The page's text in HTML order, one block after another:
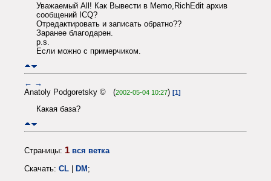
Уважаемый All! Как Вывести в Memo,RichEdit архив
сообщений ICQ?
Отредактировать и записать обратно??
Заранее благодарен.
p.s.
Если можно с примерчиком.
← →
Anatoly Podgoretsky © (2002-05-04 10:27) [1]
Какая база?
Страницы: 1 вся ветка
Скачать: CL DM ;